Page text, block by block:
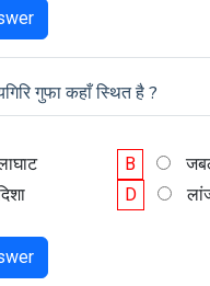
गुफा कहाँ स्थित है ?
B
D